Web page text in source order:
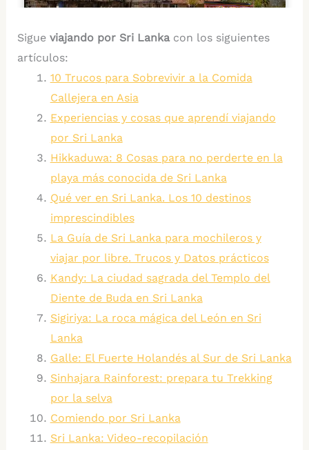
Sigue viajando por Sri Lankacon los siguientes
artículos:
10 Trucos para Sobrevivir a la Comida
Callejera en Asia
Experiencias y cosas que aprendí viajando
por Sri Lanka
Hikkaduwa: 8 Cosas para no perderte en la
playa más conocida de Sri Lanka
Qué ver en Sri Lanka. Los 10 destinos
imprescindibles
La Guía de Sri Lanka para mochileros y
viajar por libre. Trucos y Datos prácticos
Kandy: La ciudad sagrada del Templo del
Diente de Buda en Sri Lanka
Sigiriya: La roca mágica del León en Sri
Lanka
Galle: El Fuerte Holandés al Sur de Sri Lanka
Sinhajara Rainforest: prepara tu Trekking
por la selva
Comiendo por Sri Lanka
Sri Lanka: Video-recopilación